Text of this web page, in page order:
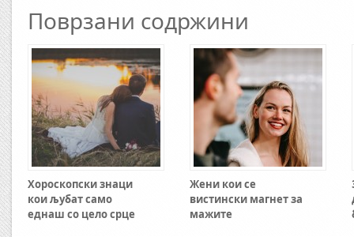
Поврзани содржини
Хороскопски знаци
кои љубат само
еднаш со цело срце
Жени кои се
вистински магнет за
мажите